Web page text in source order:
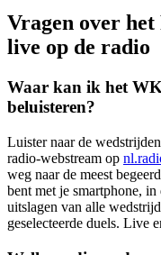
Vragen over
live op de radio
Waar kan ik het
beluisteren?
Luister naar de
radio-webstream op
weg naar de meest
bent met je smartphone,
uitslagen van alle
geselecteerde duels. Live